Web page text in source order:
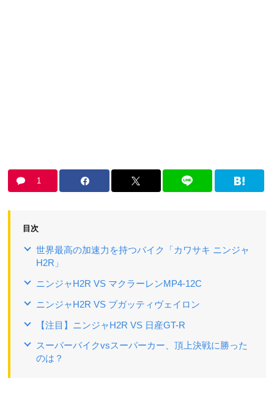
1
目次
世界最高の加速力を持つバイク「カワサキ ニンジャ
H2R」
ニンジャH2R VS マクラーレンMP4-12C
ニンジャH2R VS ブガッティヴェイロン
【注目】ニンジャH2R VS 日産GT-R
スーパーバイクvsスーパーカー、頂上決戦に勝った
のは？